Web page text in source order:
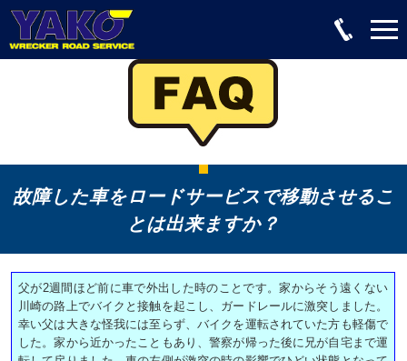
故障した車をロードサービスで移動させるこ
とは出来ますか？
父が2週間ほど前に車で外出した時のことです。家からそう遠くない
川崎の路上でバイクと接触を起こし、ガードレールに激突しました。
幸い父は大きな怪我には至らず、バイクを運転されていた方も軽傷で
した。家から近かったこともあり、警察が帰った後に兄が自宅まで運